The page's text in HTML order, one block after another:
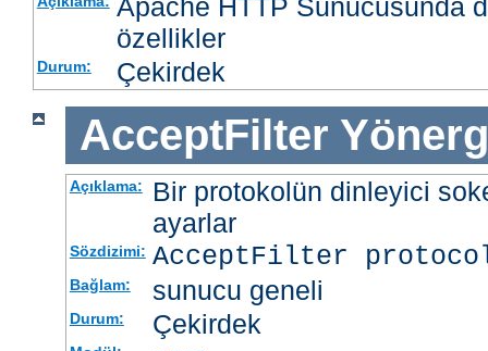
Apache HTTP Sunucusunda
özellikler
Durum: Çekirdek
AcceptFilter
Açıklama:
Bir protokolün dinleyici
ayarlar
Sözdizimi: AcceptFilter
Bağlam: sunucu geneli
Durum: Çekirdek